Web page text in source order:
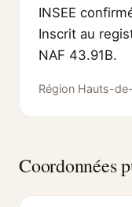
INSEE
Inscrit au
NAF 43.91B.
Région Hauts-
Coordonnées